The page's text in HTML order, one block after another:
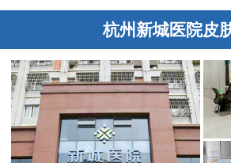
杭州新城医院皮